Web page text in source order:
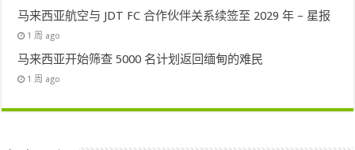
马来西亚航空与 JDT FC 合作伙伴关系续签至 2029 年 – 星报
1 周 ago
马来西亚开始筛查 5000 名计划返回缅甸的难民
1 周 ago